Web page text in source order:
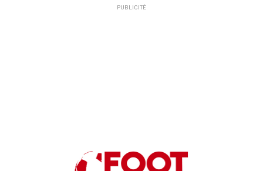
SM CAEN - MERCATO
PUBLICITÉ